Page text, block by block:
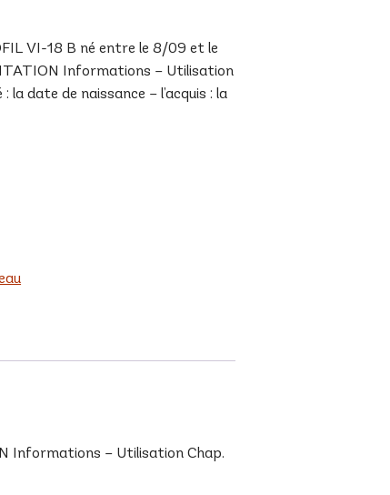
VI-18 B né entre le 8/09 et le
Informations – Utilisation
la date de naissance – l’acquis : la
Informations – Utilisation Chap.